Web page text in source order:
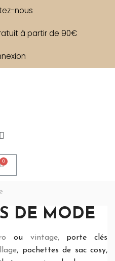
nous
à partir de 90€
DE MODE
ou vintage,porte clés
, pochettes de sac cosy,